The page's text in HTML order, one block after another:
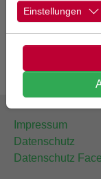
Impressum
Datenschutz
Datenschutz
Einstellungen